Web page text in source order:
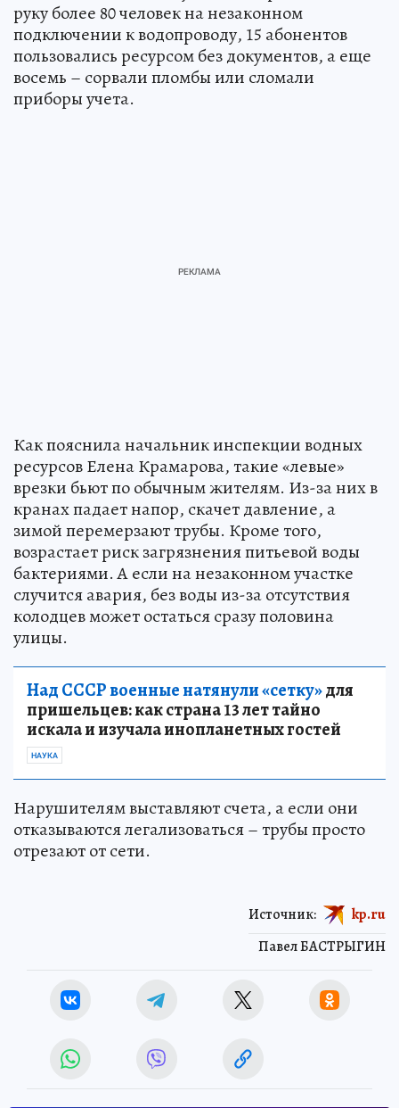
руку более 80 человек на незаконном
подключении к водопроводу, 15 абонентов
пользовались ресурсом без документов, а еще
восемь – сорвали пломбы или сломали
приборы учета.
Как пояснила начальник инспекции водных
ресурсов Елена Крамарова, такие «левые»
врезки бьют по обычным жителям. Из-за них в
кранах падает напор, скачет давление, а
зимой перемерзают трубы. Кроме того,
возрастает риск загрязнения питьевой воды
бактериями. А если на незаконном участке
случится авария, без воды из-за отсутствия
колодцев может остаться сразу половина
улицы.
Над СССР военные натянули «сетку»для
пришельцев: как страна 13 лет тайно
искала и изучала инопланетных гостей
НАУКА
Нарушителям выставляют счета, а если они
отказываются легализоваться – трубы просто
отрезают от сети.
Павел БАСТРЫГИН
Источник: kp.ru